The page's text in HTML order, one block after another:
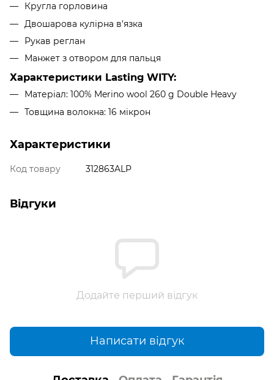
Кругла горловина
Двошарова кулірна в'язка
Рукав реглан
Манжет з отвором для пальця
Характеристики Lasting WITY:
Матеріал: 100% Merino wool 260 g Double Heavy
Товщина волокна: 16 мікрон
Характеристики
Код товару 312863ALP
Відгуки
Додайте перший відгук
Написати відгук